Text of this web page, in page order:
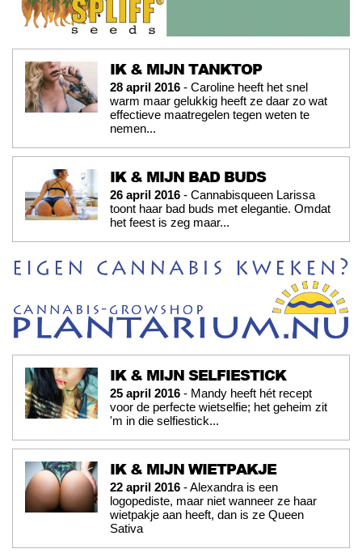
IK & MIJN TANKTOP
28 april 2016 - Caroline heeft het snel
warm maar gelukkig heeft ze daar zo wat
effectieve maatregelen tegen weten te
nemen...
IK & MIJN BAD BUDS
26 april 2016 - Cannabisqueen Larissa
toont haar bad buds met elegantie. Omdat
het feest is zeg maar...
IK & MIJN SELFIESTICK
25 april 2016 - Mandy heeft hét recept
voor de perfecte wietselfie; het geheim zit
'm in die selfiestick...
IK & MIJN WIETPAKJE
22 april 2016 - Alexandra is een
logopediste, maar niet wanneer ze haar
wietpakje aan heeft, dan is ze Queen
Sativa